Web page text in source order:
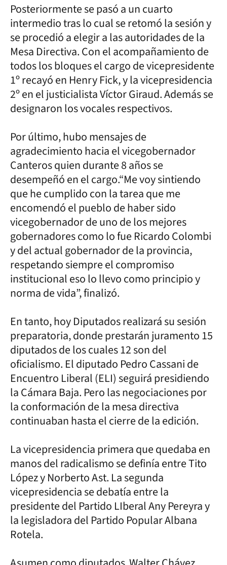
Posteriormente se pasó a un cuarto
intermedio tras lo cual se retomó la sesión y
se procedió a elegir a las autoridades de la
Mesa Directiva. Con el acompañamiento de
todos los bloques el cargo de vicepresidente
1º recayó en Henry Fick, y la vicepresidencia
2º en el justicialista Víctor Giraud. Además se
designaron los vocales respectivos.
Por último, hubo mensajes de
agradecimiento hacia el vicegobernador
Canteros quien durante 8 años se
desempeñó en el cargo.“Me voy sintiendo
que he cumplido con la tarea que me
encomendó el pueblo de haber sido
vicegobernador de uno de los mejores
gobernadores como lo fue Ricardo Colombi
y del actual gobernador de la provincia,
respetando siempre el compromiso
institucional eso lo llevo como principio y
norma de vida”, finalizó.
En tanto, hoy Diputados realizará su sesión
preparatoria, donde prestarán juramento 15
diputados de los cuales 12 son del
oficialismo. El diputado Pedro Cassani de
Encuentro Liberal (ELI) seguirá presidiendo
la Cámara Baja. Pero las negociaciones por
la conformación de la mesa directiva
continuaban hasta el cierre de la edición.
La vicepresidencia primera que quedaba en
manos del radicalismo se definía entre Tito
López y Norberto Ast. La segunda
vicepresidencia se debatía entre la
presidente del Partido LIberal Any Pereyra y
la legisladora del Partido Popular Albana
Rotela.